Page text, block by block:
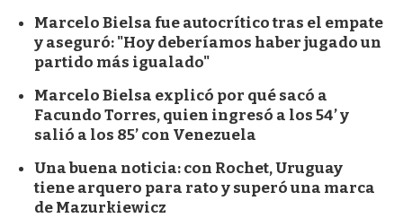
Marcelo Bielsa fue autocrítico tras el empate
y aseguró: "Hoy deberíamos haber jugado un
partido más igualado"
Marcelo Bielsa explicó por qué sacó a
Facundo Torres, quien ingresó a los 54’ y
salió a los 85’ con Venezuela
Una buena noticia: con Rochet, Uruguay
tiene arquero para rato y superó una marca
de Mazurkiewicz